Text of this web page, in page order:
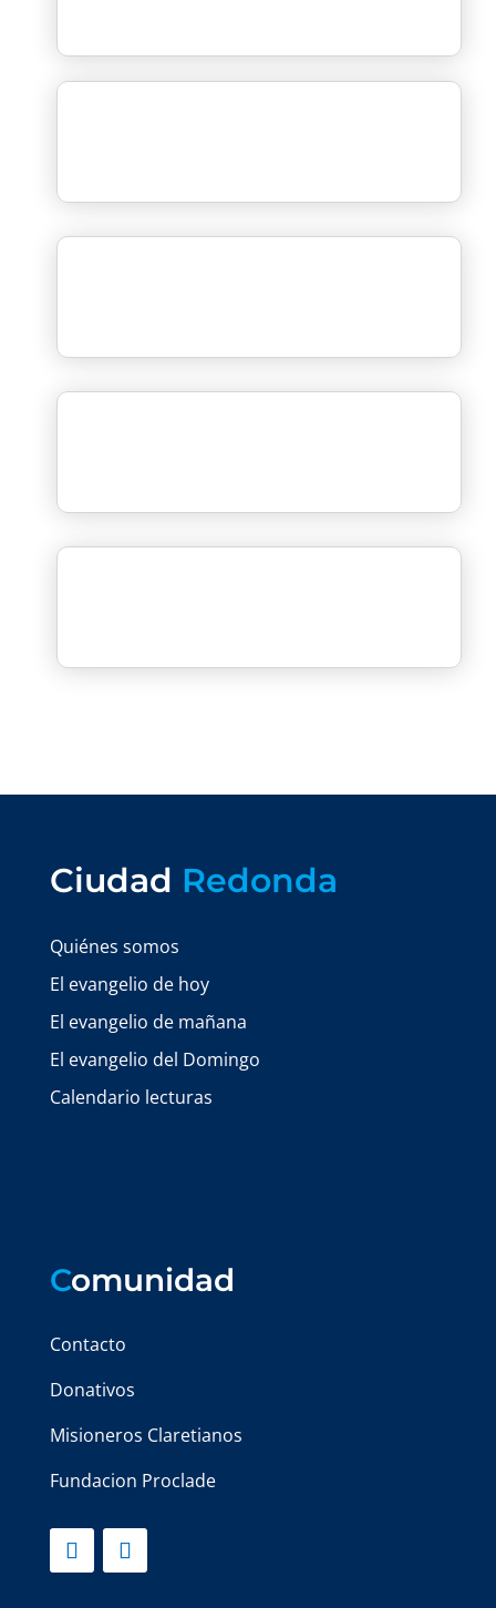
Ciudad Redonda
Quiénes somos
El evangelio de hoy
El evangelio de mañana
El evangelio del Domingo
Calendario lecturas
Comunidad
Contacto
Donativos
Misioneros Claretianos
Fundacion Proclade